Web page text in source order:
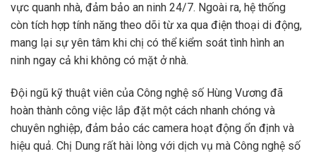
vực quanh nhà, đảm bảo an ninh 24/7. Ngoài ra, hệ thống
còn tích hợp tính năng theo dõi từ xa qua điện thoại di động,
mang lại sự yên tâm khi chị có thể kiểm soát tình hình an
ninh ngay cả khi không có mặt ở nhà.
Đội ngũ kỹ thuật viên của Công nghệ số Hùng Vương đã
hoàn thành công việc lắp đặt một cách nhanh chóng và
chuyên nghiệp, đảm bảo các camera hoạt động ổn định và
hiệu quả. Chị Dung rất hài lòng với dịch vụ mà Công nghệ số